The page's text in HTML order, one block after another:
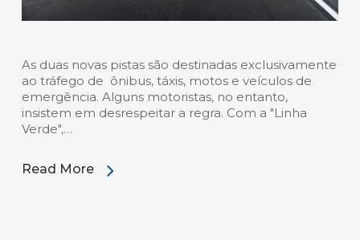
As duas novas pistas são destinadas exclusivamente
ao tráfego de ônibus, táxis, motos e veículos de
emergência. Alguns motoristas, no entanto,
insistem em desrespeitar a regra. Com a "Linha
Verde",…
Read More